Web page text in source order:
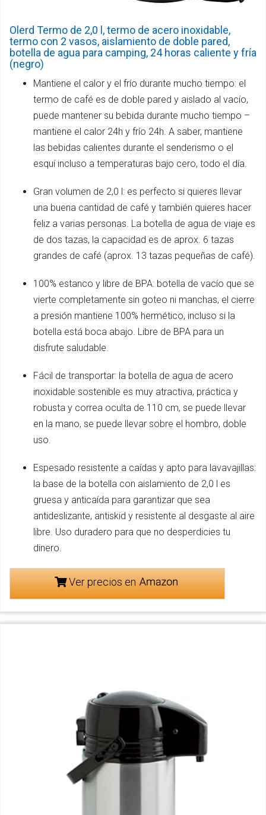
Olerd Termo de 2,0 l, termo de acero inoxidable,
termo con 2 vasos, aislamiento de doble pared,
botella de agua para camping, 24 horas caliente y fría
(negro)
Mantiene el calor y el frío durante mucho tiempo: el
termo de café es de doble pared y aislado al vacío,
puede mantener su bebida durante mucho tiempo –
mantiene el calor 24h y frío 24h. A saber, mantiene
las bebidas calientes durante el senderismo o el
esquí incluso a temperaturas bajo cero, todo el día.
Gran volumen de 2,0 l: es perfecto si quieres llevar
una buena cantidad de café y también quieres hacer
feliz a varias personas. La botella de agua de viaje es
de dos tazas, la capacidad es de aprox. 6 tazas
grandes de café (aprox. 13 tazas pequeñas de café).
100% estanco y libre de BPA: botella de vacío que se
vierte completamente sin goteo ni manchas, el cierre
a presión mantiene 100% hermético, incluso si la
botella está boca abajo. Libre de BPA para un
disfrute saludable.
Fácil de transportar: la botella de agua de acero
inoxidable sostenible es muy atractiva, práctica y
robusta y correa oculta de 110 cm, se puede llevar
en la mano, se puede llevar sobre el hombro, doble
uso.
Espesado resistente a caídas y apto para lavavajillas:
la base de la botella con aislamiento de 2,0 l es
gruesa y anticaída para garantizar que sea
antideslizante, antiskid y resistente al desgaste al aire
libre. Uso duradero para que no desperdicies tu
dinero.
Ver precios en